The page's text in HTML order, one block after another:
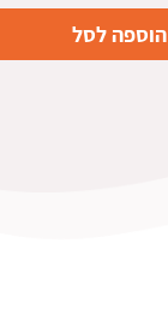
הוספה לסל